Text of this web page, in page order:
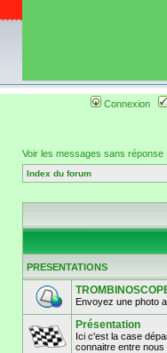
Connexion
Voir les messages sans réponse
Index du forum
PRESENTATIONS
Envoyez une photo a
Présentation
Ici c'est la case
connaitre entre nous